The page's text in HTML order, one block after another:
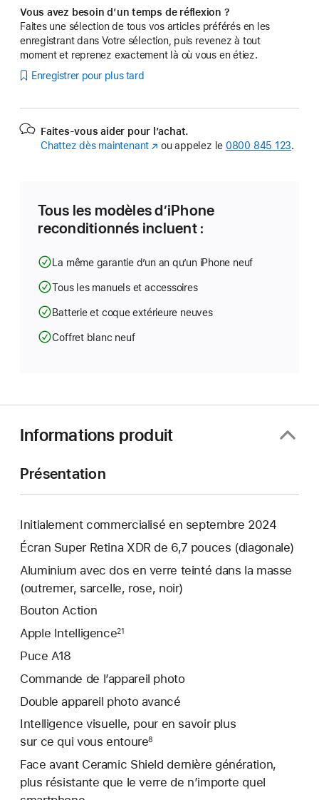
Vous avez besoin d’un temps de réflexion ?
Faites une sélection de tous vos articles préférés en les
enregistrant dans Votre sélection, puis revenez à tout
moment et reprenez exactement là où vous en étiez.
Enregistrer pour plus tard
Faites-vous aider pour l’achat.
Chattez dès maintenant (s’ouvre
fenêtre)
ou appelez le 0800 845 123.
Tous les modèles d’iPhone
reconditionnés incluent :
La même garantie d’un an qu’un iPhone neuf
Tous les manuels et accessoires
Batterie et coque extérieure neuves
Coffret blanc neuf
Informations produit
Présentation
Initialement commercialisé en septembre 2024
Écran Super Retina XDR de 6,7 pouces (diagonale)
Aluminium avec dos en verre teinté dans la masse
(outremer, sarcelle, rose, noir)
Bouton Action
Apple Intelligence21
Puce A18
Commande de l’appareil photo
Double appareil photo avancé
Intelligence visuelle, pour en savoir plus
sur ce qui vous entoure8
Face avant Ceramic Shield dernière génération,
plus résistante que le verre de n’importe quel